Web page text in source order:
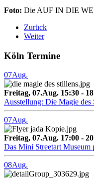
Foto: Die AUF IN DIE
Zurück
Weiter
Köln Termine
07Aug.
Freitag, 07.Aug. 15:30 -
Ausstellung: Die Magie
07Aug.
Freitag, 07.Aug. 17:00 -
Das Mini Streetart
08Aug.